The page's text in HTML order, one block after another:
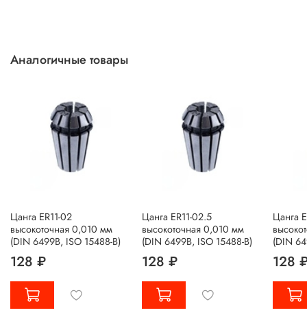
Аналогичные товары
Цанга ER11-02
высокоточная 0,010 мм
(DIN 6499B, ISO 15488-B)
128 ₽
Цанга ER11-02.5
высокоточная 0,010 мм
(DIN 6499B, ISO 15488-B)
128 ₽
Цанга
(DIN
128